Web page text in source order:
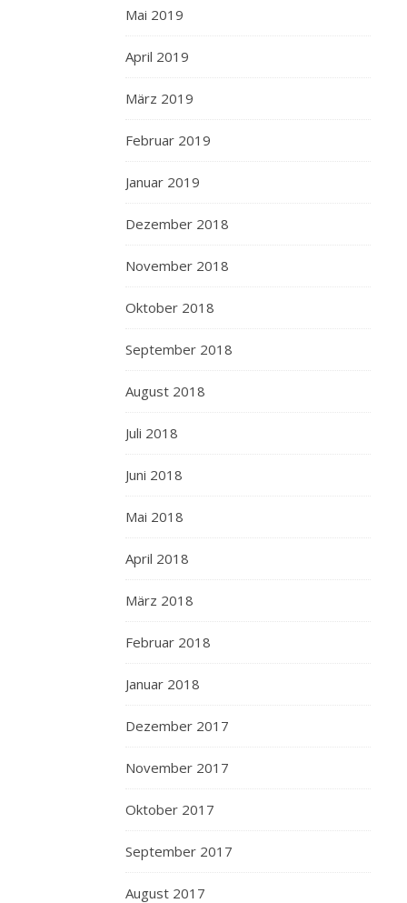
Mai 2019
April 2019
März 2019
Februar 2019
Januar 2019
Dezember 2018
November 2018
Oktober 2018
September 2018
August 2018
Juli 2018
Juni 2018
Mai 2018
April 2018
März 2018
Februar 2018
Januar 2018
Dezember 2017
November 2017
Oktober 2017
September 2017
August 2017